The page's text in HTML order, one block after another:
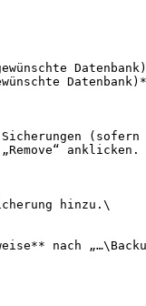
Datenbank)*
anklicken.
hinzu.\
nach